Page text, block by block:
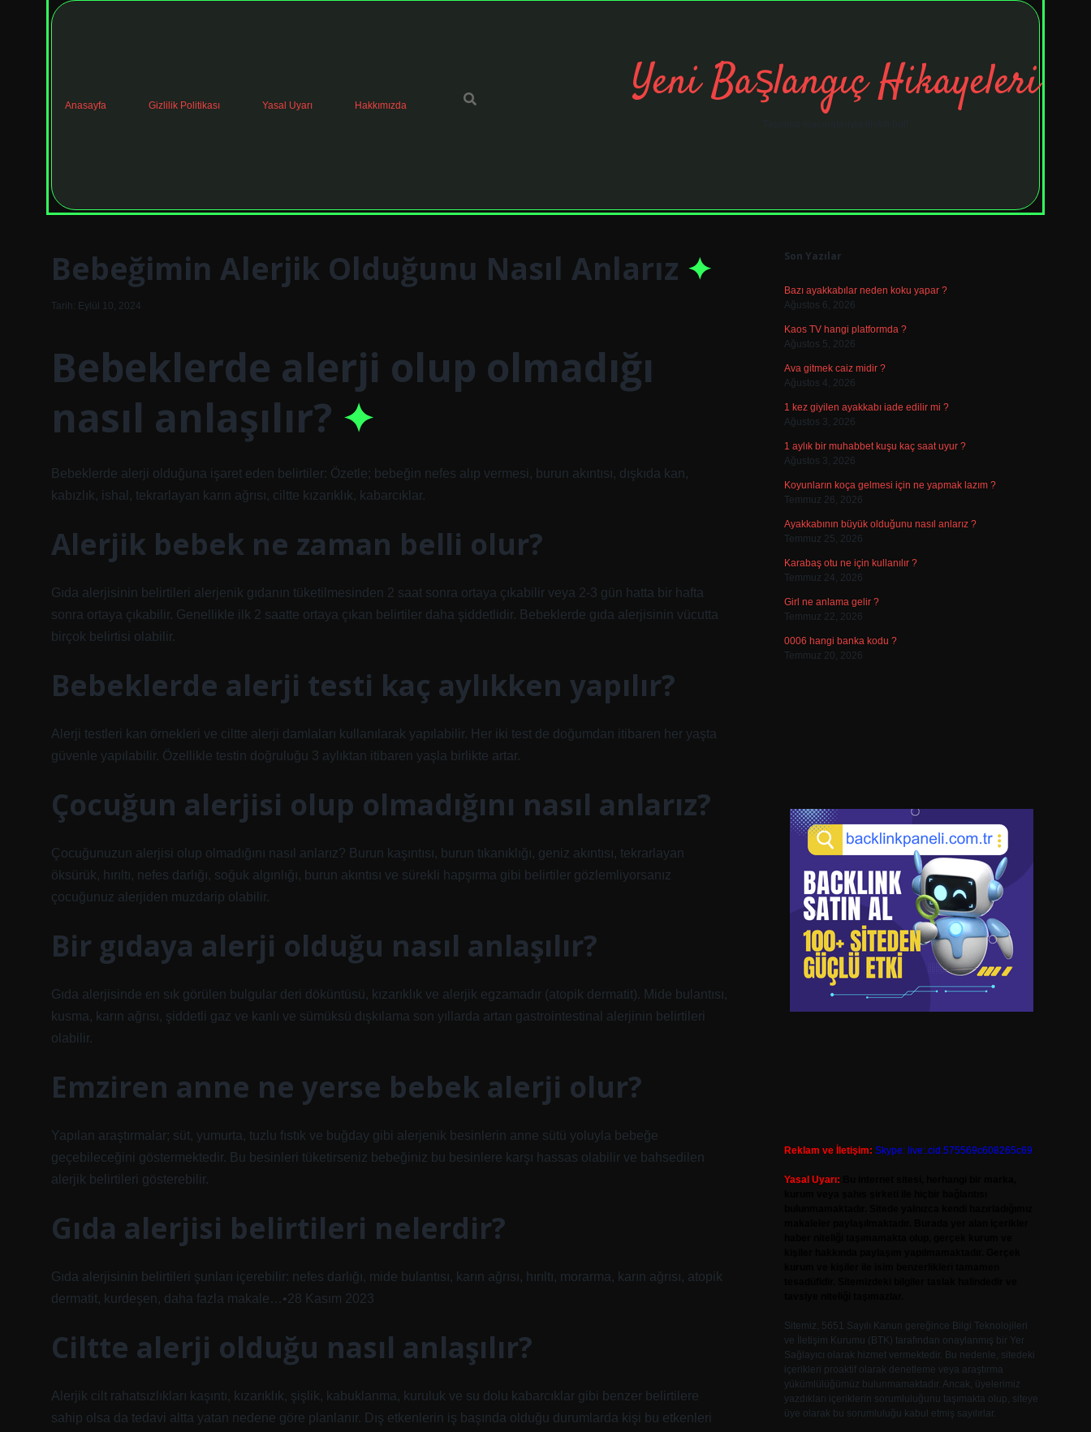
Anasayfa Gizlilik Politikası Yasal Uyarı Hakkımızda Yeni Başlangıç Hikayeleri
Bebeğimin Alerjik Olduğunu Nasıl Anlarız
Tarih: Eylül 10, 2024
Bebeklerde alerji olup olmadığı
nasıl anlaşılır?
Bebeklerde alerji olduğuna işaret eden belirtiler: Özetle; bebeğin nefes alıp vermesi, burun akıntısı, dışkıda kan,
kabızlık, ishal, tekrarlayan karın ağrısı, ciltte kızarıklık, kabarcıklar.
Alerjik bebek ne zaman belli olur?
Gıda alerjisinin belirtileri alerjenik gıdanın tüketilmesinden 2 saat sonra ortaya çıkabilir veya 2-3 gün hatta bir hafta
sonra ortaya çıkabilir. Genellikle ilk 2 saatte ortaya çıkan belirtiler daha şiddetlidir. Bebeklerde gıda alerjisinin vücutta
birçok belirtisi olabilir.
Bebeklerde alerji testi kaç aylıkken yapılır?
Alerji testleri kan örnekleri ve ciltte alerji damlaları kullanılarak yapılabilir. Her iki test de doğumdan itibaren her yaşta
güvenle yapılabilir. Özellikle testin doğruluğu 3 aylıktan itibaren yaşla birlikte artar.
Çocuğun alerjisi olup olmadığını nasıl anlarız?
Çocuğunuzun alerjisi olup olmadığını nasıl anlarız? Burun kaşıntısı, burun tıkanıklığı, geniz akıntısı, tekrarlayan
öksürük, hırıltı, nefes darlığı, soğuk algınlığı, burun akıntısı ve sürekli hapşırma gibi belirtiler gözlemliyorsanız
çocuğunuz alerjiden muzdarip olabilir.
Bir gıdaya alerji olduğu nasıl anlaşılır?
Gıda alerjisinde en sık görülen bulgular deri döküntüsü, kızarıklık ve alerjik egzamadır (atopik dermatit). Mide bulantısı,
kusma, karın ağrısı, şiddetli gaz ve kanlı ve sümüksü dışkılama son yıllarda artan gastrointestinal alerjinin belirtileri
olabilir.
Emziren anne ne yerse bebek alerji olur?
Yapılan araştırmalar; süt, yumurta, tuzlu fıstık ve buğday gibi alerjenik besinlerin anne sütü yoluyla bebeğe
geçebileceğini göstermektedir. Bu besinleri tüketirseniz bebeğiniz bu besinlere karşı hassas olabilir ve bahsedilen
alerjik belirtileri gösterebilir.
Gıda alerjisi belirtileri nelerdir?
Gıda alerjisinin belirtileri şunları içerebilir: nefes darlığı, mide bulantısı, karın ağrısı, hırıltı, morarma, karın ağrısı, atopik
dermatit, kurdeşen, daha fazla makale…•28 Kasım 2023
Ciltte alerji olduğu nasıl anlaşılır?
Alerjik cilt rahatsızlıkları kaşıntı, kızarıklık, şişlik, kabuklanma, kuruluk ve su dolu kabarcıklar gibi benzer belirtilere
sahip olsa da tedavi altta yatan nedene göre planlanır. Dış etkenlerin iş başında olduğu durumlarda kişi bu etkenleri
Son Yazılar
Bazı ayakkabılar neden koku yapar ?
Ağustos 6, 2026
Kaos TV hangi platformda ?
Ağustos 5, 2026
Ava gitmek caiz midir ?
Ağustos 4, 2026
1 kez giyilen ayakkabı iade edilir mi ?
Ağustos 3, 2026
1 aylık bir muhabbet kuşu kaç saat uyur ?
Ağustos 3, 2026
Koyunların koça gelmesi için ne yapmak lazım ?
Temmuz 26, 2026
Ayakkabının büyük olduğunu nasıl anlarız ?
Temmuz 25, 2026
Karabaş otu ne için kullanılır ?
Temmuz 24, 2026
Girl ne anlama gelir ?
Temmuz 22, 2026
0006 hangi banka kodu ?
Temmuz 20, 2026
Reklam ve İletişim: Skype: live:.cid.575569c608265c69
Yasal Uyarı:
Sitemiz, 5651 Sayılı Kanun gereğince Bilgi Teknolojileri
ve İletişim Kurumu (BTK) tarafından onaylanmış bir Yer
Sağlayıcı olarak hizmet vermektedir. Bu nedenle, sitedeki
içerikleri proaktif olarak denetleme veya araştırma
yükümlülüğümüz bulunmamaktadır. Ancak, üyelerimiz
yazdıkları içeriklerin sorumluluğunu taşımakta olup, siteye
üye olarak bu sorumluluğu kabul etmiş sayılırlar.